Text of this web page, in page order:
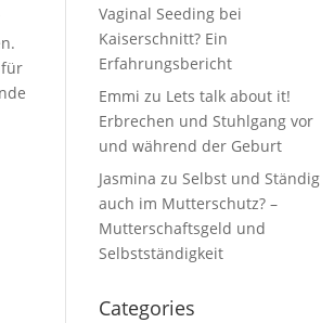
Vaginal Seeding bei
Kaiserschnitt? Ein
Erfahrungsbericht
Emmi zu Lets talk about it!
Erbrechen und Stuhlgang vor
und während der Geburt
Jasmina zu Selbst und Ständig
auch im Mutterschutz? –
Mutterschaftsgeld und
Selbstständigkeit
Categories